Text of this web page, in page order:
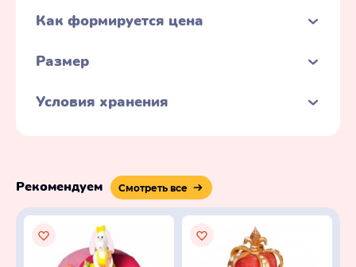
Как формируется цена
Размер
Условия хранения
Рекомендуем Смотреть все